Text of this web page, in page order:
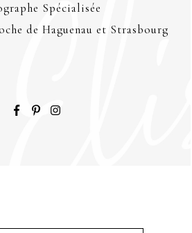
Spécialisée
de Haguenau et Strasbourg